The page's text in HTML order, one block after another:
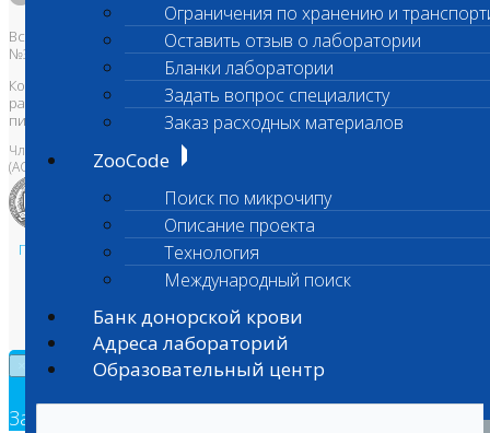
Ограничения по хранению и
Оставить отзыв о лаборатории
Бланки лаборатории
Задать вопрос специалисту
Заказ расходных материалов
ZooCode
Поиск по микрочипу
Описание проекта
Технология
Международный поиск
Банк донорской крови
Адреса лабораторий
Образовательный центр
Все права защищены и охраняются законом. Товарный знак
№395740 от 2008 г. ООО "ШАНС БИО"
Копирование, тиражирование, а также использование материалов,
размещенных на сайтеwww.vetlab.ruвозможно только с
письменного разрешения Правообладателя
Член Национальной ветеринарной палаты
(АСРО НВП)
Политика в области персональных данных и конфиденциальности
Пользовательское соглашение
Техническая поддержка
Заявка на обратный звонок